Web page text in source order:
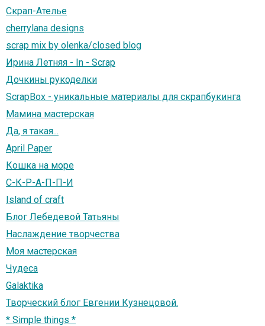
Скрап-Ателье
cherrylana designs
scrap mix by olenka/closed blog
Ирина Летняя - In - Scrap
Дочкины рукоделки
ScrapBox - уникальные материалы для скрапбукинга
Мамина мастерская
Да, я такая...
April Paper
Кошка на море
С-К-Р-А-П-П-И
Island of craft
Блог Лебедевой Татьяны
Наслаждение творчества
Моя мастерская
Чудеса
Galaktika
Творческий блог Евгении Кузнецовой.
* Simple things *